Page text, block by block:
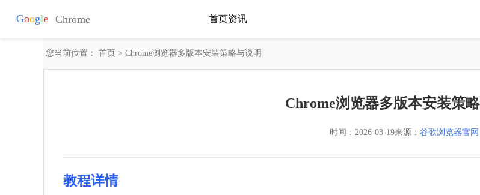
首页资讯
您当前位置： 首页 > Chrome浏览器多版本安装策略与说明
Chrome浏览器多版本安装策
时间： 2026-03-19来源： 谷歌浏览器官网
教程详情